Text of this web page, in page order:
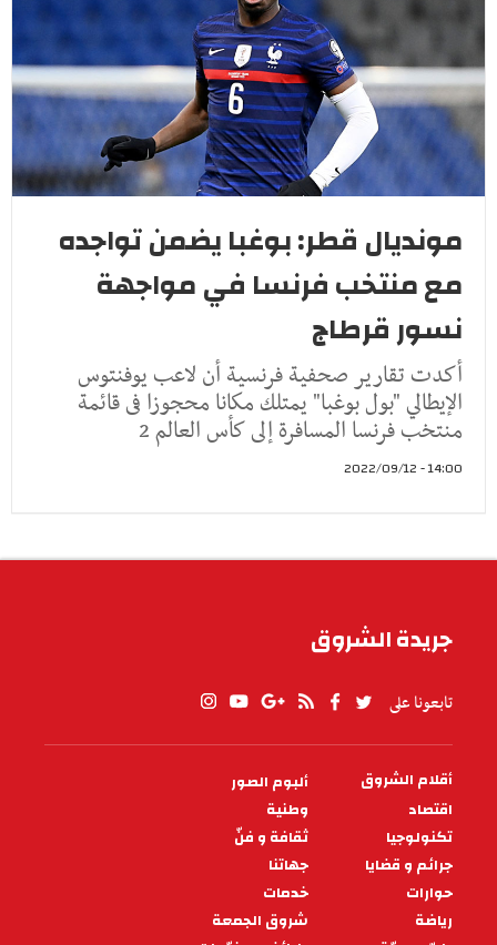
مونديال قطر: بوغبا يضمن تواجده
مع منتخب فرنسا في مواجهة
نسور قرطاج
أكدت تقارير صحفية فرنسية أن لاعب يوفنتوس
الإيطالي "بول بوغبا" يمتلك مكانا محجوزا فى قائمة
منتخب فرنسا المسافرة إلى كأس العالم 2
14:00 - 2022/09/12
جريدة الشروق
تابعونا على
PIED
DE
PAGE
أقلام الشروق
ألبوم الصور
اقتصاد
وطنية
تكنولوجيا
ثقافة و فنّ
جرائم و قضايا
جهاتنا
حوارات
خدمات
رياضة
شروق الجمعة